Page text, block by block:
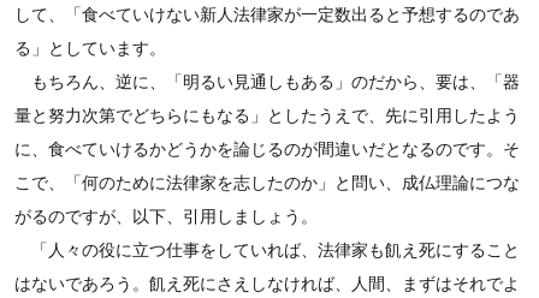
して、「食べていけない新人法律家が一定数出ると予想するのであ
る」としています。
もちろん、逆に、「明るい見通しもある」のだから、要は、「器
量と努力次第でどちらにもなる」としたうえで、先に引用したよう
に、食べていけるかどうかを論じるのが間違いだとなるのです。そ
こで、「何のために法律家を志したのか」と問い、成仏理論につな
がるのですが、以下、引用しましょう。
「人々の役に立つ仕事をしていれば、法律家も飢え死にすること
はないであろう。飢え死にさえしなければ、人間、まずはそれでよ